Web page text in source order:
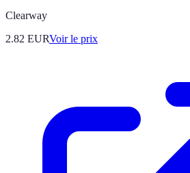
Clearway
2.82 EURVoir le prix